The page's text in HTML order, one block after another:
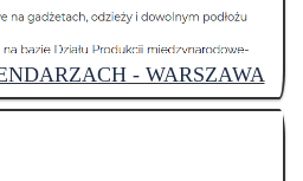
- WARSZAWA